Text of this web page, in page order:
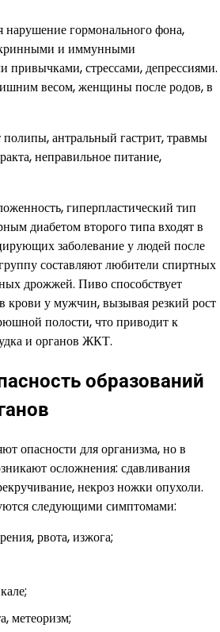
нарушение гормонального фона,
и иммунными
привычками, стрессами, депрессиями.
весом, женщины после родов, в
антральный гастрит, травмы
неправильное питание,
гиперпластический тип
диабетом второго типа входят в
заболевание у людей после
составляют любители спиртных
дрожжей. Пиво способствует
у мужчин, вызывая резкий рост
полости, что приводит к
и органов ЖКТ.
образований
опасности для организма, но в
осложнения: сдавливания
некроз ножки опухоли.
следующими симптомами:
рвота, изжога;
метеоризм;